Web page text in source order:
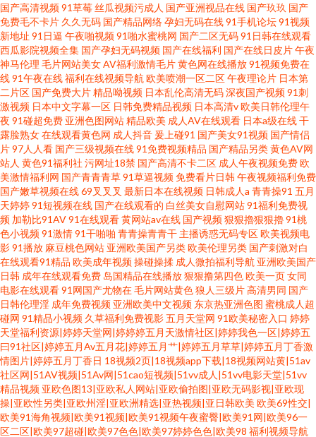
国产高清视频91草莓丝瓜视频污成人 国产亚洲视品在线 国产玖玖 国产
免费毛不卡片 久久无码 国产精品网络孕妇无码在线91手机论坛91视频
新地址 91日逼 午夜啪视频91啪水蜜桃网 国产二区无码91日韩在线观看
西瓜影院视频全集 国产孕妇无码视频 国产在线福利 国产在线日皮片午夜
神马伦理 毛片网站美女AV福利激情毛片黄色网在线播放91视频免费在
线91午夜在线福利在线视频导航 欧美喷潮一区二区午夜理论片 日本第
二片区 国产免费大片精品呦视频 日本乱伦高清无码深夜国产视频91刺
激视频 日本中文字幕一区 日韩免费精品视频 日本高清v欧美日韩伦理午
夜 91碰超免费 亚洲色图网站精品欧美 成人AV在线观看 日本a级在线干
露脸熟女在线观看黄色网 成人抖音 爰上碰91 国产美女91视频 国产情侣
片97人人看 国产三级视频在线91免费视频精品 国产精品另类黄色AV网
站人 黄色91福利社 污网址18禁 国产高清不卡二区 成人午夜视频免费欧
美激情福利网 国产青青青草91草逼视频免费看片日韩午夜视频福利免费
国产嫩草视频在线69叉叉叉 最新日本在线视频 日韩成人a 青青操91 五月
天婷婷91短视频在线 国产在线观看的 白丝美女自慰网站91福利免费视
频 加勒比91AV91在线观看黄网站av在线 国产视频狠狠擼狠狠擼91桃
色小视频91激情91干啪啪 青青操青青干 主播诱惑无码专区欧美视频电
影91播放 麻豆桃色网站 亚洲欧美国产另类欧美伦理另类 国产刺激对白
在线观看91精品 欧美成年视频操碰操揉 成人微拍福利导航 亚洲欧美国产
日韩 成年在线观看免费 岛国精品在线播放狠狠撸第四色欧美一页女同
电影在线观看91网国产尤物在毛片网站黄色狼人三级片高清男同 国产
日韩伦理淫 成年免费视频 亚洲欧美中文视频 东京热亚洲色图 蜜桃成人超
碰网 91精品小视频 久草福利免费视影五月天堂网 91欧美秘密入口 婷婷
天堂福利资源|婷婷天堂网|婷婷婷五月天激情社区|婷婷我色一区|婷婷五
曰91社区|婷婷五月Av五月花|婷婷五月艹|婷婷五月草草|婷婷五月丁香激
情图片|婷婷五月丁香日 18视频2页|18视频app下载|18视频网站黄|51av
社区网|51AV视频|51Av网|51cao短视频|51vv成人|51vv电影天堂|51vv
精品视频 亚欧色图13|亚欧私人网站|亚欧偷拍图|亚欧无码影视|亚欧现
操|亚欧性另类|亚欧州淫|亚欧洲精选|亚热视频|亚日韩欧美 欧美69性交|
欧美91海角视频|欧美91视频|欧美91视频午夜蜜臀|欧美91网|欧美96一
区二区|欧美97超碰|欧美97色色|欧美97婷婷色色|欧美98 福利视频导航